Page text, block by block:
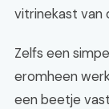
vitrinekast van
Zelfs een
eromheen
een beetje